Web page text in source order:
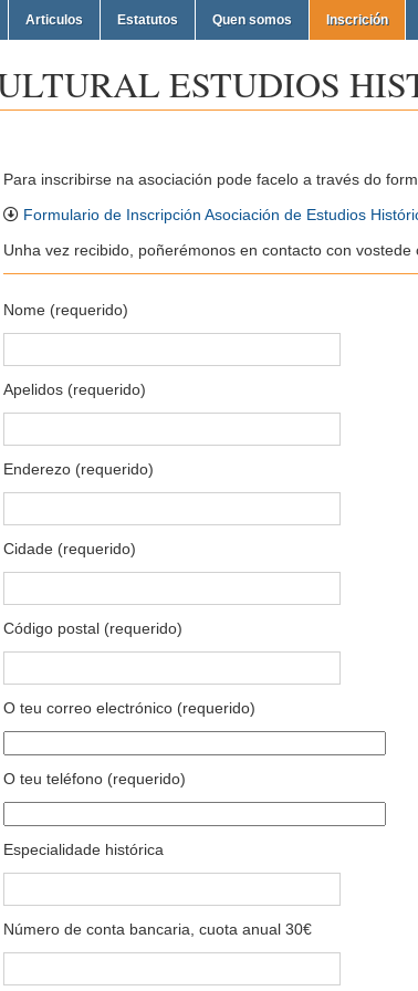
Articulos Estatutos Quen somos Inscrición
ESTUDIOS
Para inscribirse na asociación pode facelo a través do
Formulario de Inscripción Asociación de Estudios
Unha vez recibido, poñerémonos en contacto con vostede
Nome (requerido)
Apelidos (requerido)
Enderezo (requerido)
Cidade (requerido)
Código postal (requerido)
O teu correo electrónico (requerido)
O teu teléfono (requerido)
Especialidade histórica
Número de conta bancaria, cuota anual 30€